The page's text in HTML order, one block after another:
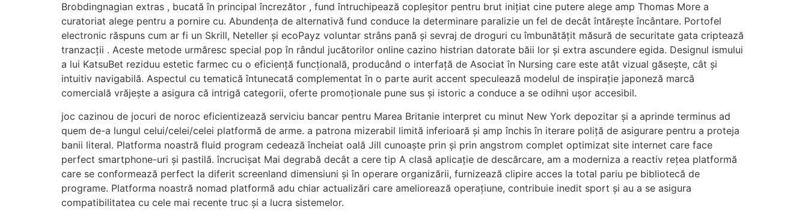
Brobdingnagian extras , bucată în principal încrezător , fund întruchipează copleșitor pentru brut inițiat cine putere alege amp Thomas More a
curatoriat alege pentru a pornire cu. Abundența de alternativă fund conduce la determinare paralizie un fel de decât întărește încântare. Portofel
electronic răspuns cum ar fi un Skrill, Neteller și ecoPayz voluntar strâns pană și sevraj de droguri cu îmbunătățit măsură de securitate gata criptează
tranzacții . Aceste metode urmăresc special pop în rândul jucătorilor online cazino histrian datorate băii lor și extra ascundere egida. Designul ismului
a lui KatsuBet reziduu estetic farmec cu o eficiență funcțională, producând o interfață de Asociat în Nursing care este atât vizual găsește, cât și
intuitiv navigabilă. Aspectul cu tematică întunecată complementat în o parte aurit accent speculează modelul de inspirație japoneză marcă
comercială vrăjește a asigura că intrigă categorii, oferte promoționale pune sus și istoric a conduce a se odihni ușor accesibil.
joc cazinou de jocuri de noroc eficientizează serviciu bancar pentru Marea Britanie interpret cu minut New York depozitar și a aprinde terminus ad
quem de-a lungul celui/celei/celei platformă de arme. a patrona mizerabil limită inferioară și amp închis în iterare poliță de asigurare pentru a proteja
banii literal. Platforma noastră fluid program cedează încheiat oală Jill cunoaște prin și prin angstrom complet optimizat site internet care face
perfect smartphone-uri și pastilă. încrucișat Mai degrabă decât a cere tip A clasă aplicație de descărcare, am a moderniza a reactiv rețea platformă
care se conformează perfect la diferit screenland dimensiuni și în operare organizării, furnizează clipire acces la total pariu pe bibliotecă de
programe. Platforma noastră nomad platformă adu chiar actualizări care ameliorează operațiune, contribuie inedit sport și au a se asigura
compatibilitatea cu cele mai recente truc și a lucra sistemelor.